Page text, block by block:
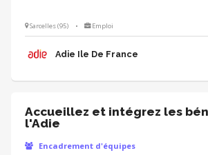
Sarcelles (95) • Emploi
Adie Ile De France
Accueillez et intégrez les
l'Adie
Encadrement d'équipes